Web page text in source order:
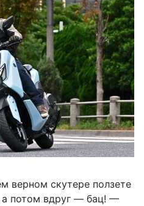
верном скутере ползете
а потом вдруг — бац! —